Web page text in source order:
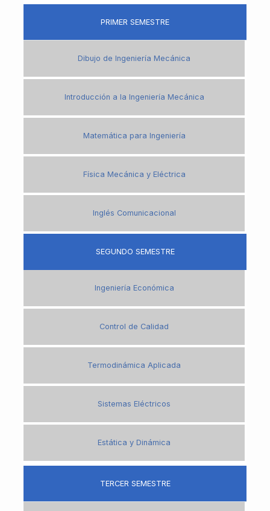
PRIMER SEMESTRE
Dibujo de Ingeniería Mecánica
Introducción a la Ingeniería Mecánica
Matemática para Ingeniería
Física Mecánica y Eléctrica
Inglés Comunicacional
SEGUNDO SEMESTRE
Ingeniería Económica
Control de Calidad
Termodinámica Aplicada
Sistemas Eléctricos
Estática y Dinámica
TERCER SEMESTRE